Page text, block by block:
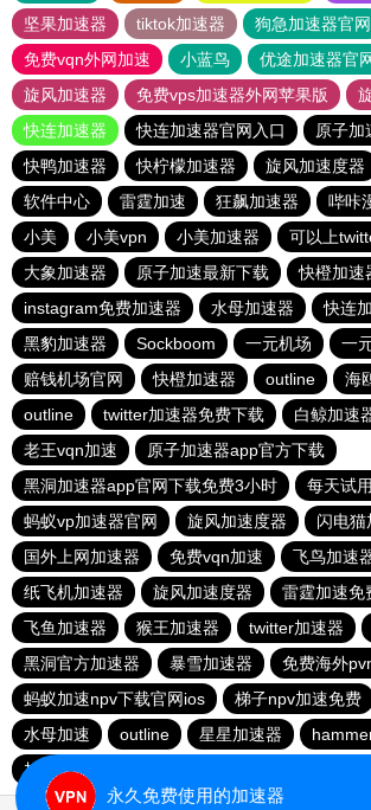
坚果加速器
tiktok加速器
狗急加速器官网
免费vqn外网加速
小蓝鸟 优途加速器官
旋风加速器
免费vps加速器外网苹果版
快连加速器
快连加速器官网入口
原子加
快鸭加速器
快柠檬加速器 旋风加速度器
软件中心
雷霆加速 狂飙加速器 哔咔
小美
小美vpn 小美加速器
可以上
大象加速器
原子加速最新下载
快橙加速
instagram免费加速器
水母加速器
快连
黑豹加速器
Sockboom 一元机场
一
赔钱机场官网
快橙加速器 outline
海
outline
twitter加速器免费下载 白鲸加速
老王vqn加速
原子加速器app官方下载
黑洞加速器app官网下载免费3小时
每天试
蚂蚁vp加速器官网
旋风加速度器
闪电猫
国外上网加速器
免费vqn加速
飞鸟加速
纸飞机加速器
旋风加速度器
雷霆加速免
飞鱼加速器
猴王加速器 twitter加速器
黑洞官方加速器
暴雪加速器
免费海外
蚂蚁加速npv下载官网ios
梯子npv加速免费
水母加速
outline 星星加速器
加速器试用3小时
永久免费使用的加速器